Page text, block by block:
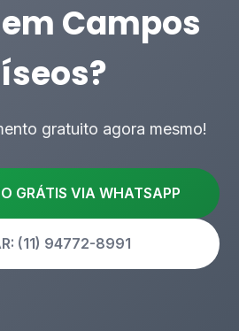
Campos
gratuito agora mesmo!
GRÁTIS VIA WHATSAPP
(11) 94772-8991